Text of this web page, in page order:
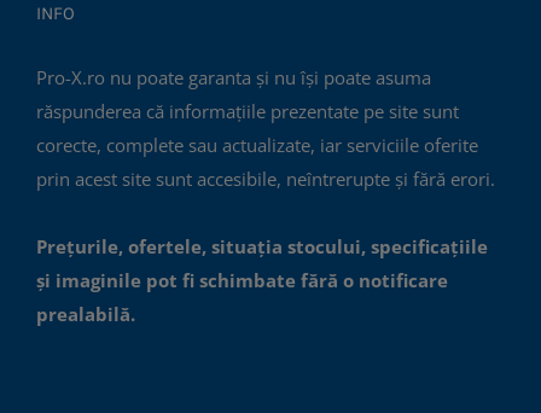
INFO
Pro-X.ro nu poate garanta și nu își poate asuma
răspunderea că informațiile prezentate pe site sunt
corecte, complete sau actualizate, iar serviciile oferite
prin acest site sunt accesibile, neîntrerupte și fără erori.
Prețurile, ofertele, situația stocului, specificațiile
și imaginile pot fi schimbate fără o notificare
prealabilă.